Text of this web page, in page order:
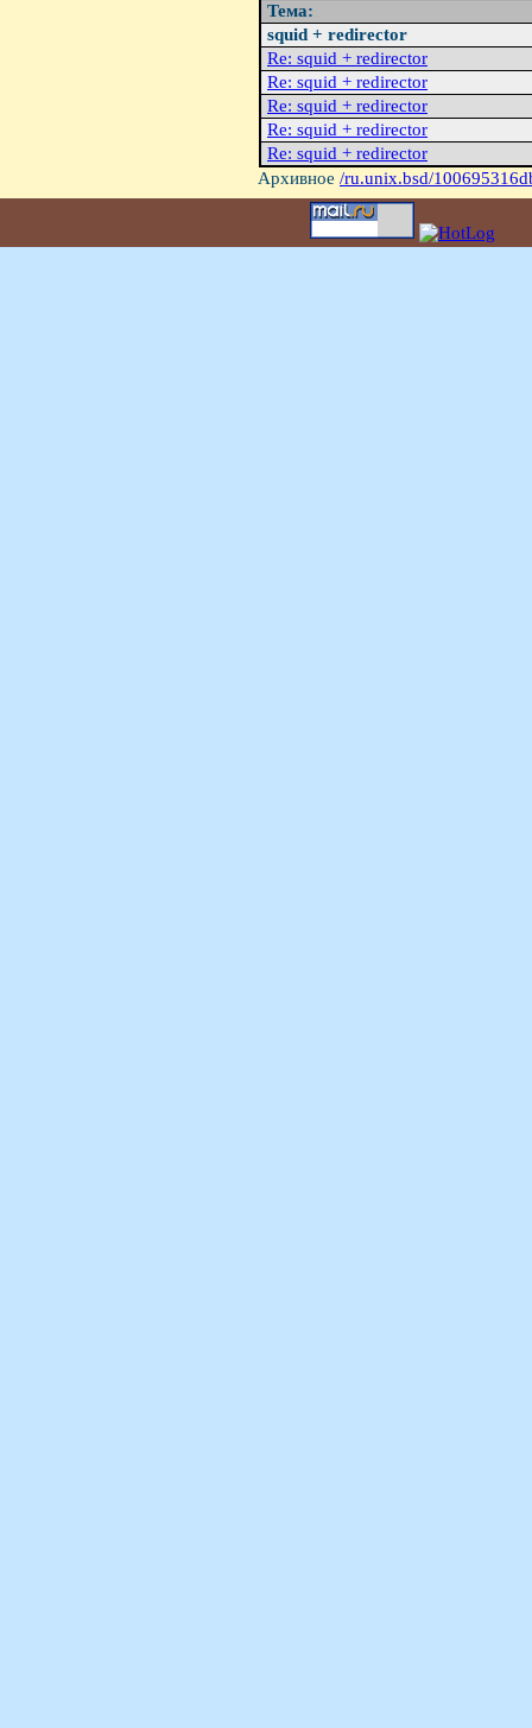
Тема:
squid + redirector
Re: squid + redirector
Re: squid + redirector
Re: squid + redirector
Re: squid + redirector
Re: squid + redirector
Архивное /ru.unix.bsd/